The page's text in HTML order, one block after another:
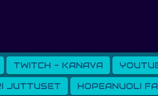
TWITCH - KANAVA
JUTTUSET HOPEANUOLI